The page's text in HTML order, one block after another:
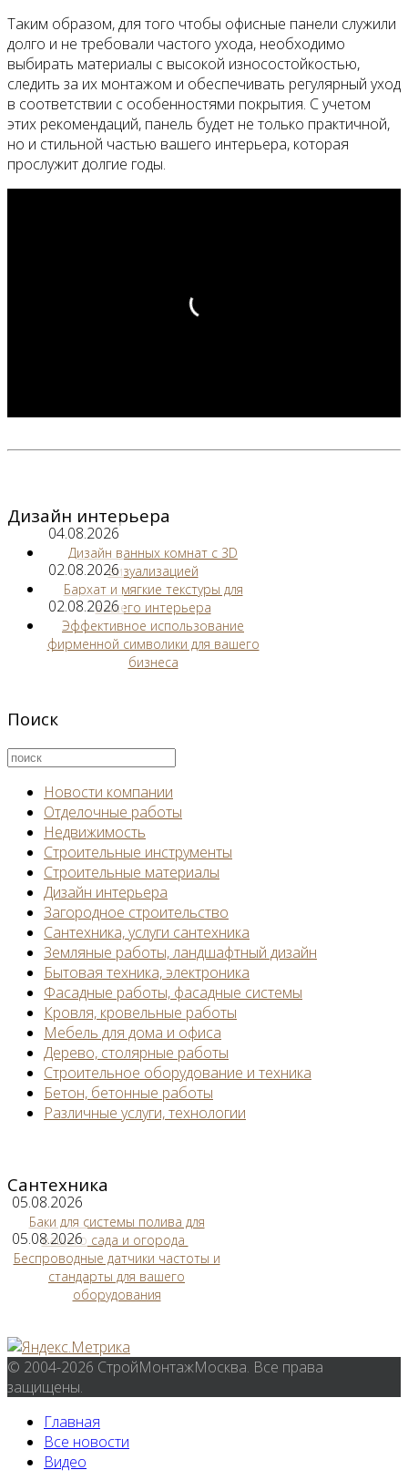
Таким образом, для того чтобы офисные панели служили
долго и не требовали частого ухода, необходимо
выбирать материалы с высокой износостойкостью,
следить за их монтажом и обеспечивать регулярный уход
в соответствии с особенностями покрытия. С учетом
этих рекомендаций, панель будет не только практичной,
но и стильной частью вашего интерьера, которая
прослужит долгие годы.
Дизайн интерьера
04.08.2026
Дизайн ванных комнат с 3D
визуализацией
02.08.2026
Бархат и мягкие текстуры для
вашего интерьера
02.08.2026
Эффективное использование
фирменной символики для вашего
бизнеса
Поиск
Новости компании
Отделочные работы
Недвижимость
Строительные инструменты
Строительные материалы
Дизайн интерьера
Загородное строительство
Сантехника, услуги сантехника
Земляные работы, ландшафтный дизайн
Бытовая техника, электроника
Фасадные работы, фасадные системы
Кровля, кровельные работы
Мебель для дома и офиса
Дерево, столярные работы
Строительное оборудование и техника
Бетон, бетонные работы
Различные услуги, технологии
Сантехника
05.08.2026
Баки для системы полива для
вашего сада и огорода
05.08.2026
Беспроводные датчики частоты и
стандарты для вашего
оборудования
© 2004-2026 СтройМонтажМосква. Все права
защищены.
Главная
Все новости
Видео